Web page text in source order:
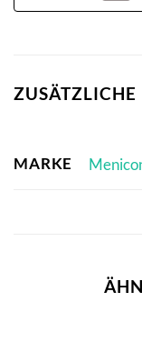
MARKE